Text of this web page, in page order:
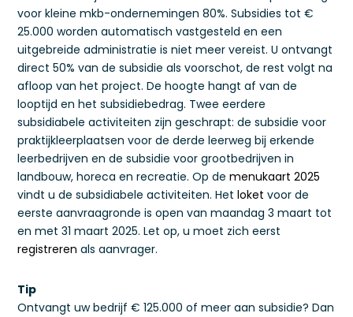
voor kleine mkb-ondernemingen 80%. Subsidies tot €
25.000 worden automatisch vastgesteld en een
uitgebreide administratie is niet meer vereist. U ontvangt
direct 50% van de subsidie als voorschot, de rest volgt na
afloop van het project. De hoogte hangt af van de
looptijd en het subsidiebedrag. Twee eerdere
subsidiabele activiteiten zijn geschrapt: de subsidie voor
praktijkleerplaatsen voor de derde leerweg bij erkende
leerbedrijven en de subsidie voor grootbedrijven in
landbouw, horeca en recreatie. Op demenukaart 2025
vindt u de subsidiabele activiteiten. Hetloket voor de
eerste aanvraagronde is open van maandag 3 maart tot
en met 31 maart 2025. Let op, u moet zich eerst
registreren als aanvrager.
Tip
Ontvangt uw bedrijf € 125.000 of meer aan subsidie? Dan